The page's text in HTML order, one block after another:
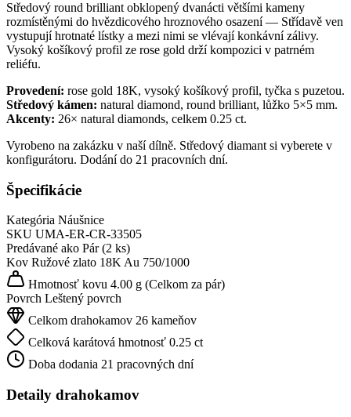
Středový round brilliant obklopený dvanácti většími kameny
rozmístěnými do hvězdicového hroznového osazení — Střídavě ven
vystupují hrotnaté lístky a mezi nimi se vlévají konkávní zálivy.
Vysoký košíkový profil ze rose gold drží kompozici v patrném
reliéfu.
Provedení: rose gold 18K, vysoký košíkový profil, tyčka s puzetou.
Středový kámen: natural diamond, round brilliant, lůžko 5×5 mm.
Akcenty: 26× natural diamonds, celkem 0.25 ct.
Vyrobeno na zakázku v naší dílně. Středový diamant si vyberete v
konfigurátoru. Dodání do 21 pracovních dní.
Špecifikácie
Kategória Náušnice
SKU UMA-ER-CR-33505
Predávané ako Pár (2 ks)
Kov Ružové zlato 18KAu 750/1000
Hmotnosť kovu 4.00 g (Celkom za pár)
Povrch Leštený povrch
Celkom drahokamov 26 kameňov
Celková karátová hmotnosť 0.25 ct
Doba dodania 21 pracovných dní
Detaily drahokamov